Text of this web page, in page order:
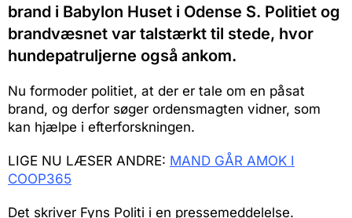
brand i Babylon Huset i Odense S. Politiet og
brandvæsnet var talstærkt til stede, hvor
hundepatruljerne også ankom.
Nu formoder politiet, at der er tale om en påsat
brand, og derfor søger ordensmagten vidner, som
kan hjælpe i efterforskningen.
LIGE NU LÆSER ANDRE: MAND GÅR AMOK I
COOP365
Det skriver Fyns Politi i en pressemeddelelse.